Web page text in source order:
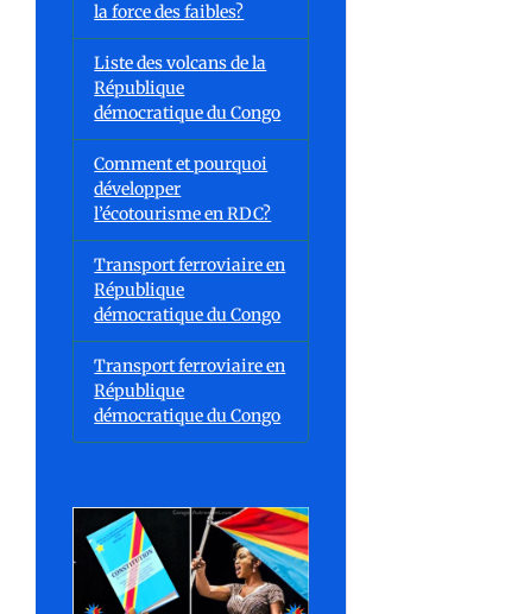
la force des faibles?
Liste des volcans de la
République
démocratique du Congo
Comment et pourquoi
développer
l’écotourisme en RDC?
Transport ferroviaire en
République
démocratique du Congo
Transport ferroviaire en
République
démocratique du Congo